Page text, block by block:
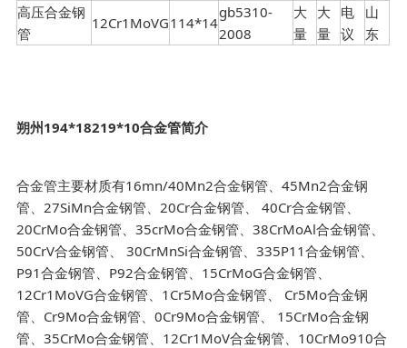
高压合金钢
管
12Cr1MoVG114*14
gb5310-
2008
大
量
大
量
电
议
山
东
朔州194*18219*10合金管简介
合金管主要材质有16mn/40Mn2合金钢管、45Mn2合金钢
管、27SiMn合金钢管、20Cr合金钢管、 40Cr合金钢管、
20CrMo合金钢管、35crMo合金钢管、38CrMoAl合金钢管、
50CrV合金钢管、 30CrMnSi合金钢管、335P11合金钢管、
P91合金钢管、P92合金钢管、15CrMoG合金钢管、
12Cr1MoVG合金钢管、1Cr5Mo合金钢管、 Cr5Mo合金钢
管、Cr9Mo合金钢管、0Cr9Mo合金钢管、 15CrMo合金钢
管、35CrMo合金钢管、12Cr1MoV合金钢管、10CrMo910合